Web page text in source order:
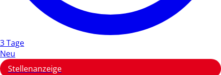
3 Tage
Neu
Stellenanzeige